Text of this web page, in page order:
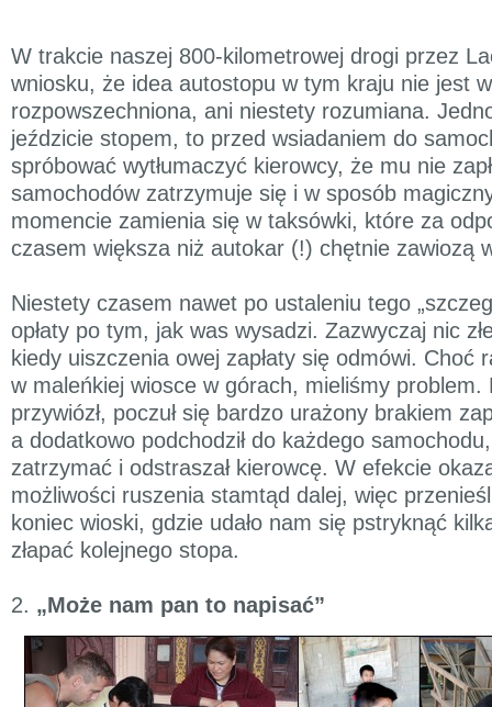
W trakcie naszej 800-kilometrowej drogi przez
wniosku, że idea autostopu w tym kraju nie jest
rozpowszechniona, ani niestety rozumiana.
jeździcie stopem, to przed wsiadaniem do
spróbować wytłumaczyć kierowcy, że mu nie
samochodów zatrzymuje się i w sposób
momencie zamienia się w taksówki, które za
czasem większa niż autokar (!) chętnie zawiozą
Niestety czasem nawet po ustaleniu tego
opłaty po tym, jak was wysadzi. Zazwyczaj nic
kiedy uiszczenia owej zapłaty się odmówi. Choć
w maleńkiej wiosce w górach, mieliśmy problem.
przywiózł, poczuł się bardzo urażony brakiem
a dodatkowo podchodził do każdego
zatrzymać i odstraszał kierowcę. W efekcie
możliwości ruszenia stamtąd dalej, więc
koniec wioski, gdzie udało nam się pstryknąć
złapać kolejnego stopa.
2. „Może nam pan to napisać”